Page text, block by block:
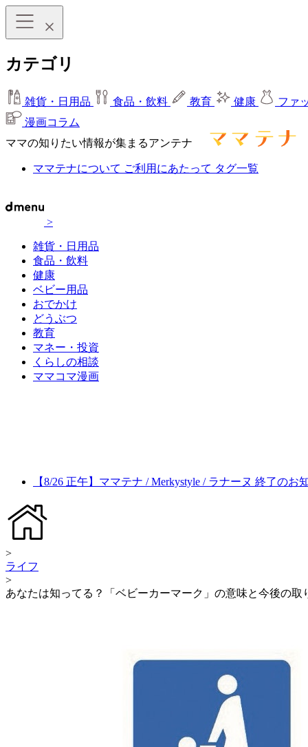
カテゴリ
雑貨・日用品 食品・飲料 教育 健康 ファ
漫画コラム
ママの知りたい情報が集まるアンテナ
ママテナについて ご利用にあたって タグ一覧
>
雑貨・日用品
食品・飲料
健康
ベビー用品
おでかけ
どうぶつ
教育
マネー・投資
くらしの相談
ママコマ漫画
【8/26 正午】ママテナ / Merkystyle / ラナーヌ 終了のお
>
ライフ
>
あなたは知ってる？「ベビーカーマーク」の意味と今後の取